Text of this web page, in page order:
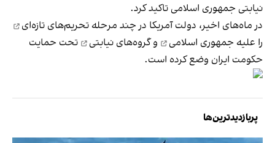
نیابتی جمهوری اسلامی تاکید کرد.
در ماه‌های اخیر، دولت آمریکا در چند مرحله تحریم‌های تازه‌ای
را علیه جمهوری اسلامی وگروه‌های نیابتی
تحت حمایت
حکومت ایران وضع کرده است.
پربازدیدترین‌ها